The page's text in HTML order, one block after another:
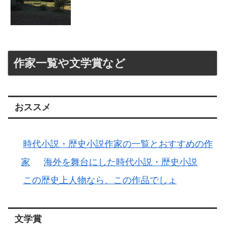
作家一覧や文学賞など
おススメ
時代小説・歴史小説作家の一覧とおすすめの作
家
海外を舞台にした時代小説・歴史小説
この歴史上人物なら、この作品でしょ
文学賞